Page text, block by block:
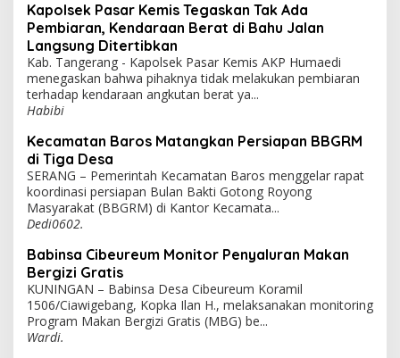
Kapolsek Pasar Kemis Tegaskan Tak Ada
Pembiaran, Kendaraan Berat di Bahu Jalan
Langsung Ditertibkan
Kab. Tangerang - Kapolsek Pasar Kemis AKP Humaedi
menegaskan bahwa pihaknya tidak melakukan pembiaran
terhadap kendaraan angkutan berat ya...
Habibi
Kecamatan Baros Matangkan Persiapan BBGRM
di Tiga Desa
SERANG – Pemerintah Kecamatan Baros menggelar rapat
koordinasi persiapan Bulan Bakti Gotong Royong
Masyarakat (BBGRM) di Kantor Kecamata...
Dedi0602.
Babinsa Cibeureum Monitor Penyaluran Makan
Bergizi Gratis
KUNINGAN – Babinsa Desa Cibeureum Koramil
1506/Ciawigebang, Kopka Ilan H., melaksanakan monitoring
Program Makan Bergizi Gratis (MBG) be...
Wardi.